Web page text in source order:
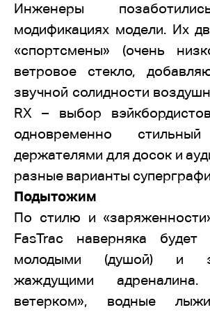
Инженеры
модификациях модели. Их
«спортсмены» (очень
ветровое стекло,
звучной солидности
RX – выбор
одновременно
держателями для досок и
разные варианты
Подытожим
По стилю и
FasTrac наверняка будет
молодыми (душой) и
жаждущими
ветерком», водные